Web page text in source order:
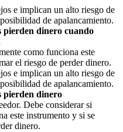
e implican un alto riesgo de
de apalancamiento.
pierden dinero cuando
como funciona este
el riesgo de perder dinero.
e implican un alto riesgo de
de apalancamiento.
pierden dinero
Debe considerar si
este instrumento y si se
dinero.